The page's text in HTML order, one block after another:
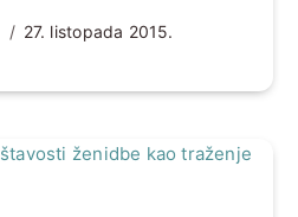
27. listopada 2015.